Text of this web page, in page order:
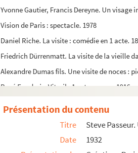
Yvonne Gautier, Francis Dereyne. Un visage
Vision de Paris : spectacle. 1978
Daniel Riche. La visite : comédie en 1 acte.
Friedrich Dürrenmatt. La visite de la vieille
Alexandre Dumas fils. Une visite de noces :
René Fauchois. Vitrail : 1 acte en vers. 1916
Présentation du contenu
Titre
Steve
Date
1932